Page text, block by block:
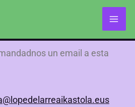
un email a esta